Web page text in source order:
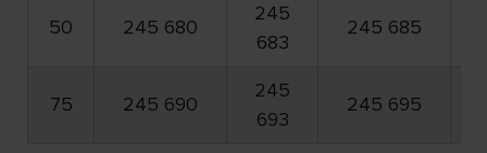
50 245 680
245
683
245 685
75 245 690
245
693
245 695